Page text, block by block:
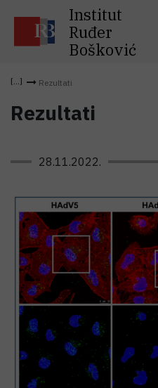
Institut
Ruđer
Bošković
Rezultati
Rezultati
28.11.2022.